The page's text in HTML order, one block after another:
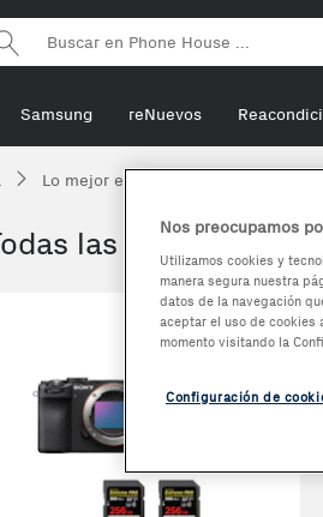
Samsung reNuevos
Lo mejor en Fotografía
las Cámaras
Nos preocupamos
Utilizamos cookies y
manera segura nuestra
datos de la navegación
aceptar el uso de cookies
momento visitando la
Configuración de